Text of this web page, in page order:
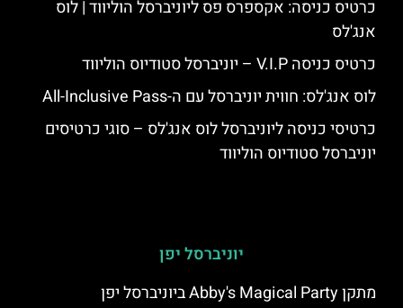
כרטיס כניסה: אקספרס פס ליוניברסל הוליווד | לוס
אנג'לס
כרטיס כניסה V.I.P – יוניברסל סטודיוס הוליווד
לוס אנג'לס: חווית יוניברסל עם ה-All-Inclusive Pass
כרטיסי כניסה ליוניברסל לוס אנג'לס – סוגי כרטיסים
יוניברסל סטודיוס הוליווד
יוניברסל יפן
מתקן Abby's Magical Party ביוניברסל יפן